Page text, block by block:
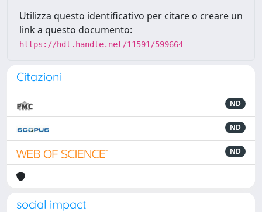
Utilizza questo identificativo per citare o creare un
link a questo documento:
https://hdl.handle.net/11591/599664
Citazioni
ND
ND
ND
social impact